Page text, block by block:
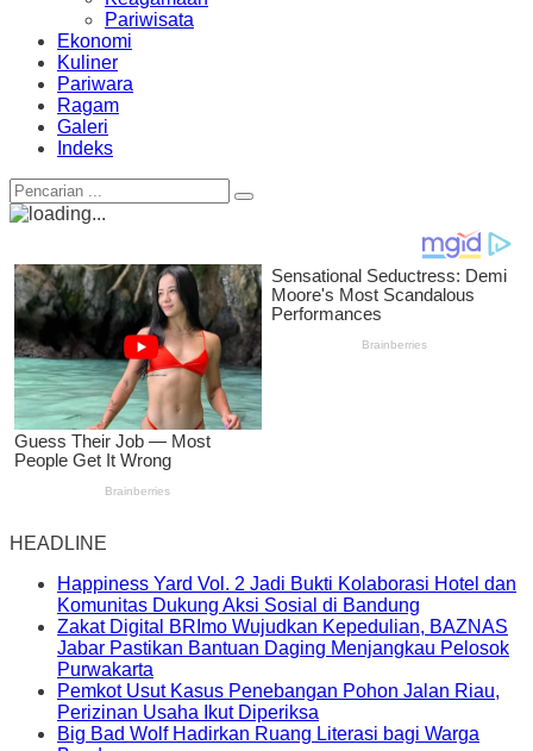
Pariwisata
Ekonomi
Kuliner
Pariwara
Ragam
Galeri
Indeks
HEADLINE
Happiness Yard Vol. 2 Jadi Bukti Kolaborasi Hotel dan
Komunitas Dukung Aksi Sosial di Bandung
Zakat Digital BRImo Wujudkan Kepedulian, BAZNAS
Jabar Pastikan Bantuan Daging Menjangkau Pelosok
Purwakarta
Pemkot Usut Kasus Penebangan Pohon Jalan Riau,
Perizinan Usaha Ikut Diperiksa
Big Bad Wolf Hadirkan Ruang Literasi bagi Warga